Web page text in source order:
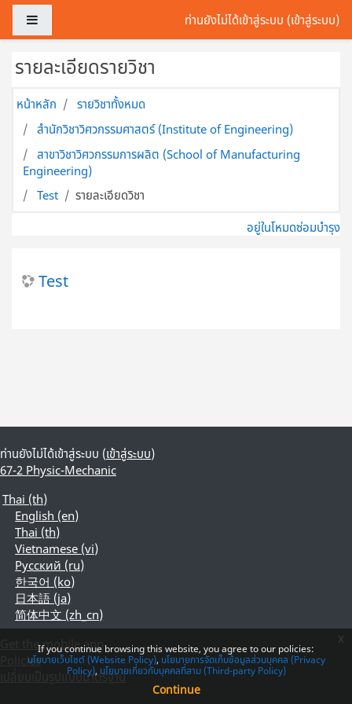
ข้ามไปที่เนื้อหาหลัก
ท่านยังไม่ได้เข้าสู่ระบบ (เข้าสู่ระบบ)
รายละเอียดรายวิชา
หน้าหลัก
รายวิชาทั้งหมด
สำนักวิชาวิศวกรรมศาสตร์ (Institute of Engineering)
สาขาวิชาวิศวกรรมการผลิต (School of Manufacturing
Engineering)
Test
รายละเอียดวิชา
อยู่ในโหมดซ่อมบำรุง
Test
ท่านยังไม่ได้เข้าสู่ระบบ (เข้าสู่ระบบ)
67-2 Physic-Mechanic
Thai ‎(th)‎
English ‎(en)‎
Thai ‎(th)‎
Vietnamese ‎(vi)‎
Русский ‎(ru)‎
한국어 ‎(ko)‎
日本語 ‎(ja)‎
简体中文 ‎(zh_cn)‎
Get the mobile app
Policies
เปลี่ยนเป็นรูปแบบมาตรฐาน
If you continue browsing this website, you agree to our policies:
นโยบายเว็บไซต์ (Website Policy) นโยบายการจัดเก็บข้อมูลส่วนบุคคล (Privacy
Policy) นโยบายเกี่ยวกับบุคคลที่สาม (Third-party Policy)
Continue
x